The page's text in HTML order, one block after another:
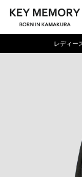
レディー